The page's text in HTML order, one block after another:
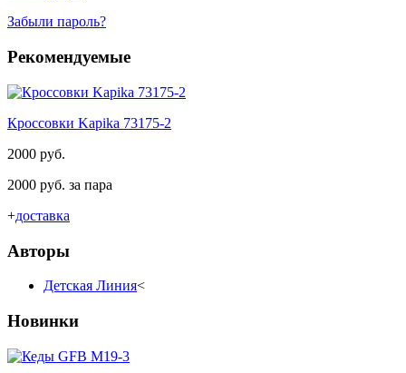
Забыли пароль?
Рекомендуемые
Кроссовки Kapika 73175-2
2000 руб.
2000 руб. за пара
+доставка
Авторы
Детская Линия<
Новинки